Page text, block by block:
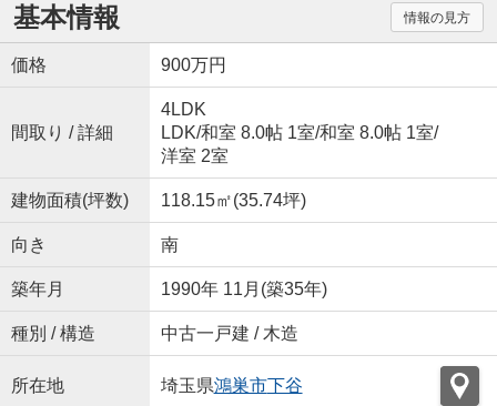
基本情報 情報の見方
価格 900万円
間取り / 詳細
4LDK
LDK/和室 8.0帖 1室/和室 8.0帖 1室/
洋室 2室
建物面積(坪数) 118.15㎡(35.74坪)
向き 南
築年月 1990年 11月(築35年)
種別 / 構造 中古一戸建 / 木造
所在地 埼玉県鴻巣市下谷